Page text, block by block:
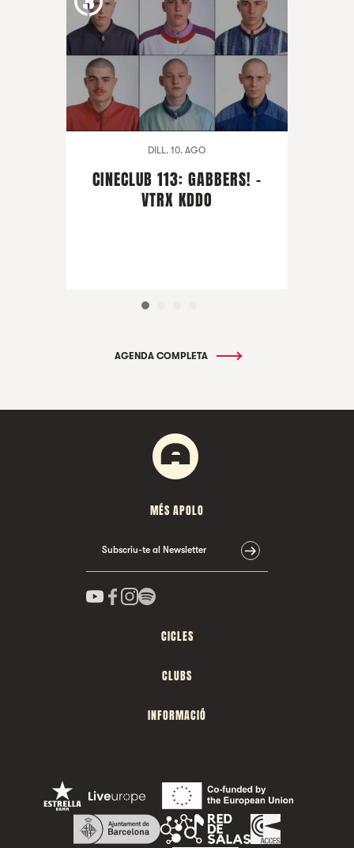
DILL. 10. AGO
CINECLUB 113: GABBERS! -
VTRX KDDO
AGENDA COMPLETA
MÉS APOLO
Subscriu-te al Newsletter
CICLES
CLUBS
INFORMACIÓ